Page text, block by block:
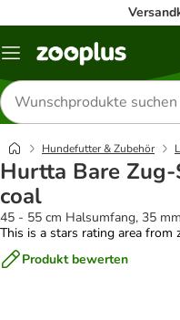
Menü
Produkte
suchen
Hundefutter & Zubehör
Hurtta Bare
coal
45 - 55 cm Halsumfang, 35
This is a stars rating area from
Produkt bewerten